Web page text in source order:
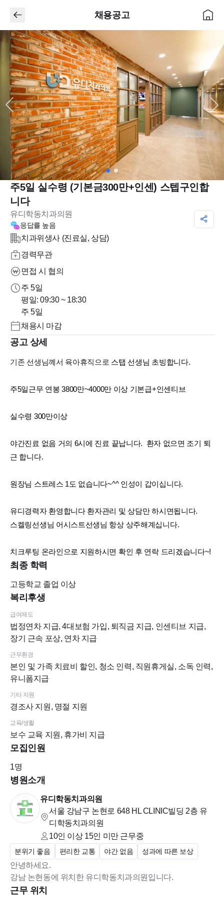
채용공고
주5일 실수령 (기본금300만+인센) 스텝구인합
니다
유디학동치과의원
응답률 높음
치과위생사 (진료실, 상담)
경력무관
면접 시 협의
주 5일
평일: 09:30 ~ 18:30
주 5일
채용시 마감
공고 상세
기존 선생님꼐서 육아휴직으로 스탭 선생님 초빙합니다.
주5일근무 연봉 3800만~4000만 이상 기본급+인센티브
실수령 300만이상
야간진료 없음 거의 6시에 진료 끝납니다. 환자 없으면 조기 퇴
근 합니다.
원장님 스트레스 1도 없습니다~^^ 인성이 갑이십니다.
유디경력자 환영합니다 환자관리 및 상담만 하시면됩니다.
스켈링선생님 어시스트선생님 항상 상주해계십니다.
치크루팅 온라인으로 지원하시면 확인 후 연락 드리겠습니다~!
최종 학력
고등학교 졸업 이상
복리후생
급여제도
법정연차 지급, 4대보험 가입, 퇴직금 지급, 인센티브 지급,
장기 근속 포상, 연차 지급
근무환경
본인 및 가족 치료비 할인, 청소 인력, 직원휴게실, 소독 인력,
유니폼지급
기타 지원
경조사 지원, 명절 지원
교육/생활
보수 교육 지원, 휴가비 지급
모집인원
1명
병원소개
유디학동치과의원
서울 강남구 논현로 648 HL CLINIC빌딩 2층 유
디학동치과의원
10인 이상 15인 미만근무중
분위기 좋음 편리한 교통 야간 없음 성과에 따른 보상
안녕하세요.
강남 논현동에 위치한 유디학동치과의원입니다.
근무 위치